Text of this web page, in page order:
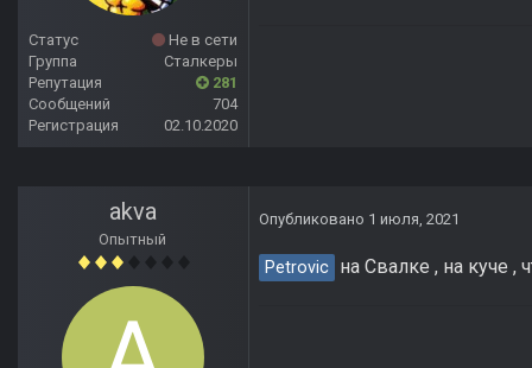
Статус
Не в сети
Группа
Сталкеры
Репутация
281
Сообщений
704
Регистрация
02.10.2020
akva
Опытный
Опубликовано 1 июля, 2021
Petrovic на Свалке , на куче ,